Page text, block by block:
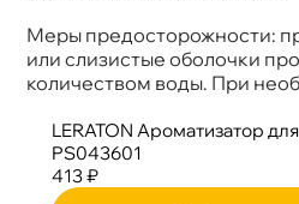
Меры предосторожности:
или слизистые оболочки
количеством воды. При нео
LERATON Ароматизатор
PS043601
413 ₽